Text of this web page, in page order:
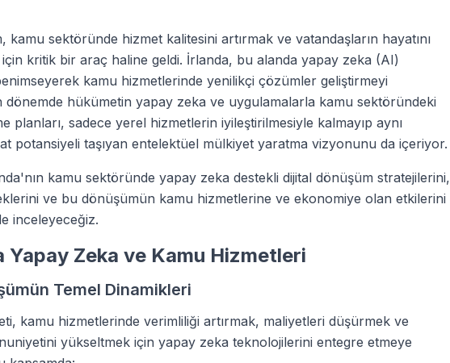
kamu sektöründe hizmet kalitesini artırmak ve vatandaşların hayatını
için kritik bir araç haline geldi. İrlanda, bu alanda yapay zeka (AI)
kamu hizmetlerinde yenilikçi çözümler geliştirmeyi
dönemde hükümetin yapay zeka ve uygulamalarla kamu sektöründeki
planları, sadece yerel hizmetlerin iyileştirilmesiyle kalmayıp aynı
potansiyeli taşıyan entelektüel mülkiyet yaratma vizyonunu da içeriyor.
kamu sektöründe yapay zeka destekli dijital dönüşüm stratejilerini,
ve bu dönüşümün kamu hizmetlerine ve ekonomiye olan etkilerini
inceleyeceğiz.
Yapay Zeka ve Kamu Hizmetleri
Temel Dinamikleri
kamu hizmetlerinde verimliliği artırmak, maliyetleri düşürmek ve
yükseltmek için yapay zeka teknolojilerini entegre etmeye